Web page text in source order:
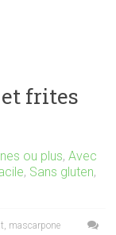
frites
ou plus,Avec
, Sans gluten,
, mascarpone